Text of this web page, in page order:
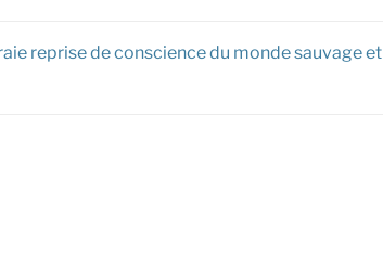
reprise de conscience du monde sauvage et